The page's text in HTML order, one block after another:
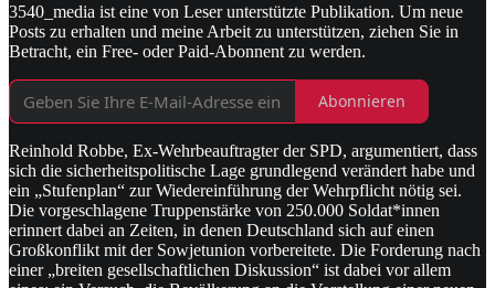
3540_media ist eine von Leser unterstützte Publikation. Um neue
Posts zu erhalten und meine Arbeit zu unterstützen, ziehen Sie in
Betracht, ein Free- oder Paid-Abonnent zu werden.
Abonnieren
Reinhold Robbe, Ex-Wehrbeauftragter der SPD, argumentiert, dass
sich die sicherheitspolitische Lage grundlegend verändert habe und
ein „Stufenplan“ zur Wiedereinführung der Wehrpflicht nötig sei.
Die vorgeschlagene Truppenstärke von 250.000 Soldat*innen
erinnert dabei an Zeiten, in denen Deutschland sich auf einen
Großkonflikt mit der Sowjetunion vorbereitete. Die Forderung nach
einer „breiten gesellschaftlichen Diskussion“ ist dabei vor allem